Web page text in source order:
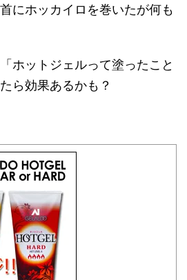
にホッカイロを巻いたが何も
ホットジェルって塗ったこと
ら効果あるかも？